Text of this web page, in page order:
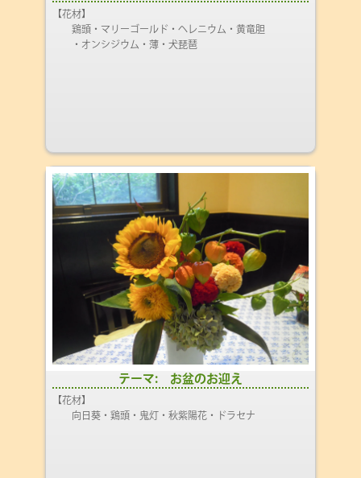
【花材】
鶏頭・マリーゴールド・ヘレニウム・黄竜胆
・オンシジウム・薄・犬琵琶
テーマ: お盆のお迎え
【花材】
向日葵・鶏頭・鬼灯・秋紫陽花・ドラセナ